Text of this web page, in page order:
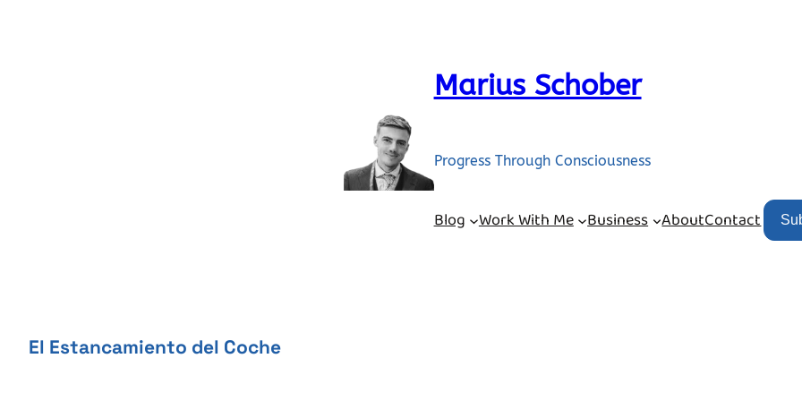
Marius Schober
Progress Through Consciousness
Blog Work With Me Business AboutContact
El Estancamiento del Coche